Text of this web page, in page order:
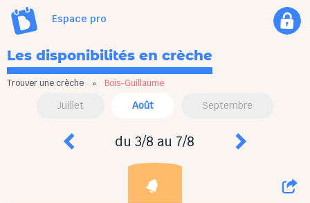
Espace pro
Les disponibilités en crèche
Trouver une crèche » Bois-Guillaume
Juillet Août Septembre
du 3/8 au 7/8